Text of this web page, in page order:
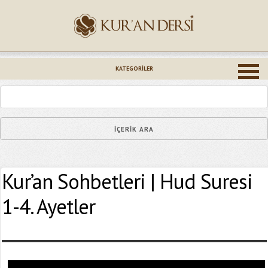
KATEGORILER
Kur’an Sohbetleri | Hud Suresi
1-4. Ayetler
Epostanız (*)
Yaşadığınız Hatanın Ayrıntıları